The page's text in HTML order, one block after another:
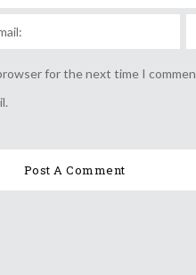
for the next time I